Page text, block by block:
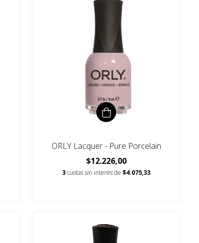
ORLY Lacquer - Pure Porcelain
$12.226,00
3cuotas sin interés de$4.075,33